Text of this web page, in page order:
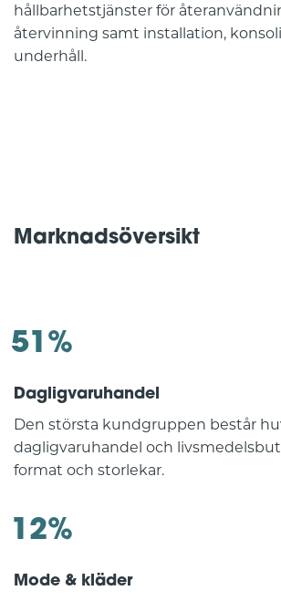
hållbarhetstjänster för
återvinning samt installation,
underhåll.
Marknadsöversikt
51%
Dagligvaruhandel
Den största kundgruppen består
dagligvaruhandel och
format och storlekar.
12%
Mode & kläder